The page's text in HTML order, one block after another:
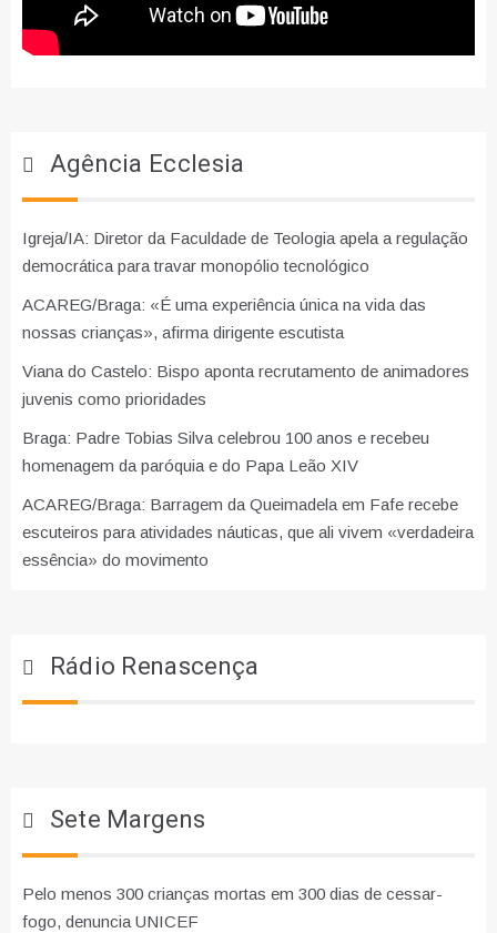
Agência Ecclesia
Igreja/IA: Diretor da Faculdade de Teologia apela a regulação
democrática para travar monopólio tecnológico
ACAREG/Braga: «É uma experiência única na vida das
nossas crianças», afirma dirigente escutista
Viana do Castelo: Bispo aponta recrutamento de animadores
juvenis como prioridades
Braga: Padre Tobias Silva celebrou 100 anos e recebeu
homenagem da paróquia e do Papa Leão XIV
ACAREG/Braga: Barragem da Queimadela em Fafe recebe
escuteiros para atividades náuticas, que ali vivem «verdadeira
essência» do movimento
Rádio Renascença
Sete Margens
Pelo menos 300 crianças mortas em 300 dias de cessar-
fogo, denuncia UNICEF